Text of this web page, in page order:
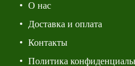
О нас
Доставка и оплата
Контакты
Политика